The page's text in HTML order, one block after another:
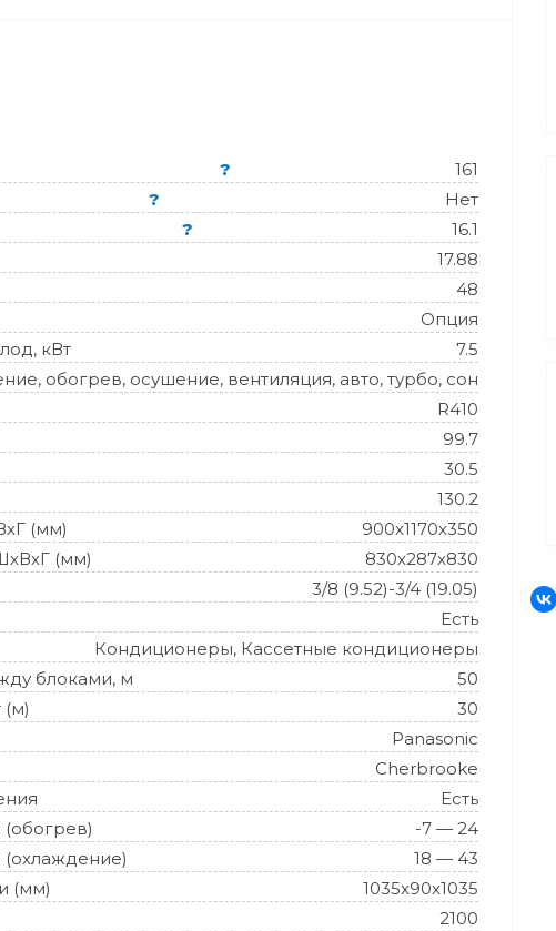
?
161
?
Нет
?
16.1
17.88
48
Опция
кВт
7.5
обогрев, осушение, вентиляция, авто, турбо, сон
R410
99.7
30.5
130.2
(мм)
900x1170x350
(мм)
830x287x830
3/8 (9.52)-3/4 (19.05)
Есть
Кондиционеры, Кассетные кондиционеры
блоками, м
50
(м)
30
Panasonic
Cherbrooke
Есть
-7 — 24
(охлаждение)
18 — 43
(мм)
1035x90x1035
2100